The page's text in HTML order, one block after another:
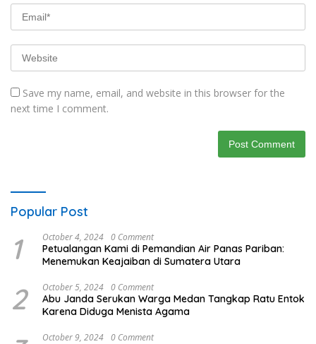
Save my name, email, and website in this browser for the
next time I comment.
Popular Post
1 October 4, 2024 0 Comment
Petualangan Kami di Pemandian Air Panas Pariban:
Menemukan Keajaiban di Sumatera Utara
2 October 5, 2024 0 Comment
Abu Janda Serukan Warga Medan Tangkap Ratu Entok
Karena Diduga Menista Agama
October 9, 2024 0 Comment